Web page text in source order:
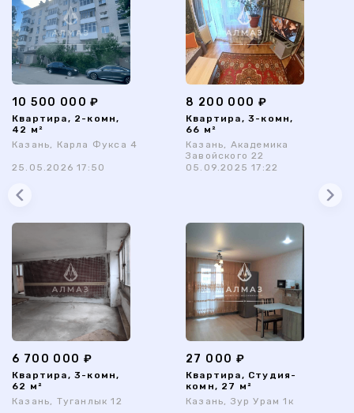
10 500 000 ₽
Квартира, 2-комн,
42 м²
Казань, Карла Фукса 4
25.05.2026 17:50
8 200 000 ₽
Квартира, 3-комн,
66 м²
Казань, Академика
Завойского 22
05.09.2025 17:22
6 700 000 ₽
Квартира, 3-комн,
62 м²
Казань, Туганлык 12
27 000 ₽
Квартира, Студия-
комн, 27 м²
Казань, Зур Урам 1к